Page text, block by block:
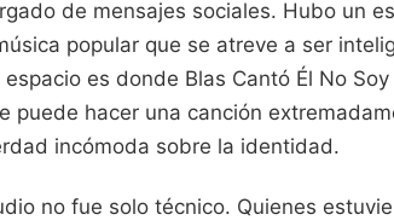
de mensajes sociales. Hubo un
popular que se atreve a ser
es donde Blas Cantó Él No
puede hacer una canción
incómoda sobre la identidad.
no fue solo técnico. Quienes